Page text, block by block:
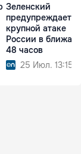
Зеленский
предупреждает о
крупной атаке
России в
48 часов
25 Июл. 13:15